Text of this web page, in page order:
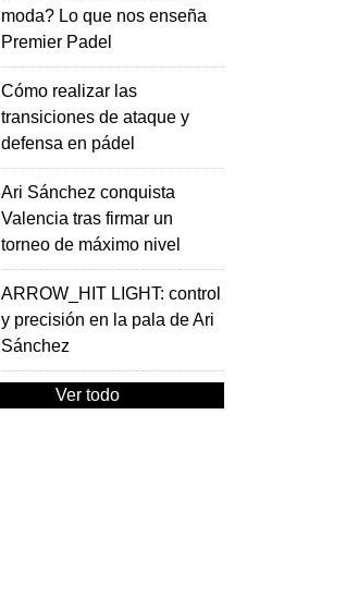
moda? Lo que nos enseña
Premier Padel
Cómo realizar las
transiciones de ataque y
defensa en pádel
Ari Sánchez conquista
Valencia tras firmar un
torneo de máximo nivel
ARROW_HIT LIGHT: control
y precisión en la pala de Ari
Sánchez
Ver todo